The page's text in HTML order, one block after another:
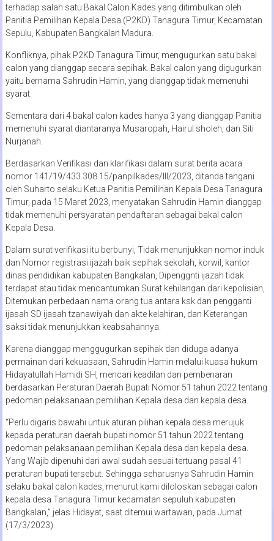
terhadap salah satu Bakal Calon Kades yang ditimbulkan oleh
Panitia Pemilihan Kepala Desa (P2KD) Tanagura Timur, Kecamatan
Sepulu, Kabupaten Bangkalan Madura.
Konfliknya, pihak P2KD Tanagura Timur, mengugurkan satu bakal
calon yang dianggap secara sepihak. Bakal calon yang digugurkan
yaitu bernama Sahrudin Hamin, yang dianggap tidak memenuhi
syarat.
Sementara dari 4 bakal calon kades hanya 3 yang dianggap Panitia
memenuhi syarat diantaranya Musaropah, Hairul sholeh, dan Siti
Nurjanah.
Berdasarkan Verifikasi dan klarifikasi dalam surat berita acara
nomor 141/19/433.308.15/panpilkades/III/2023, ditanda tangani
oleh Suharto selaku Ketua Panitia Pemilihan Kepala Desa Tanagura
Timur, pada 15 Maret 2023, menyatakan Sahrudin Hamin dianggap
tidak memenuhi persyaratan pendaftaran sebagai bakal calon
Kepala Desa.
Dalam surat verifikasi itu berbunyi, Tidak menunjukkan nomor induk
dan Nomor registrasi ijazah baik sepihak sekolah, korwil, kantor
dinas pendidikan kabupaten Bangkalan, Dipenggnti ijazah tidak
terdapat atau tidak mencantumkan Surat kehilangan dari kepolisian,
Ditemukan perbedaan nama orang tua antara ksk dan pengganti
ijasah SD ijasah tzanawiyah dan akte kelahiran, dan Keterangan
saksi tidak menunjukkan keabsahannya.
Karena dianggap menggugurkan sepihak dan diduga adanya
permainan dari kekuasaan, Sahrudin Hamin melalui kuasa hukum
Hidayatullah Hamidi SH, mencari keadilan dan pembenaran
berdasarkan Peraturan Daerah Bupati Nomor 51 tahun 2022 tentang
pedoman pelaksanaan pemilihan Kepala desa dan kepala desa.
“Perlu digaris bawahi untuk aturan pilihan kepala desa merujuk
kepada peraturan daerah bupati nomor 51 tahun 2022 tentang
pedoman pelaksanaan pemilihan Kepala desa dan kepala desa.
Yang Wajib dipenuhi dari awal sudah sesuai tertuang pasal 41
peraturan bupati tersebut. Sehingga seharusnya Sahrudin Hamin
selaku bakal calon kades, menurut kami diloloskan sebagai calon
kepala desa Tanagura Timur kecamatan sepuluh kabupaten
Bangkalan,” jelas Hidayat, saat ditemui wartawan, pada Jumat
(17/3/2023).